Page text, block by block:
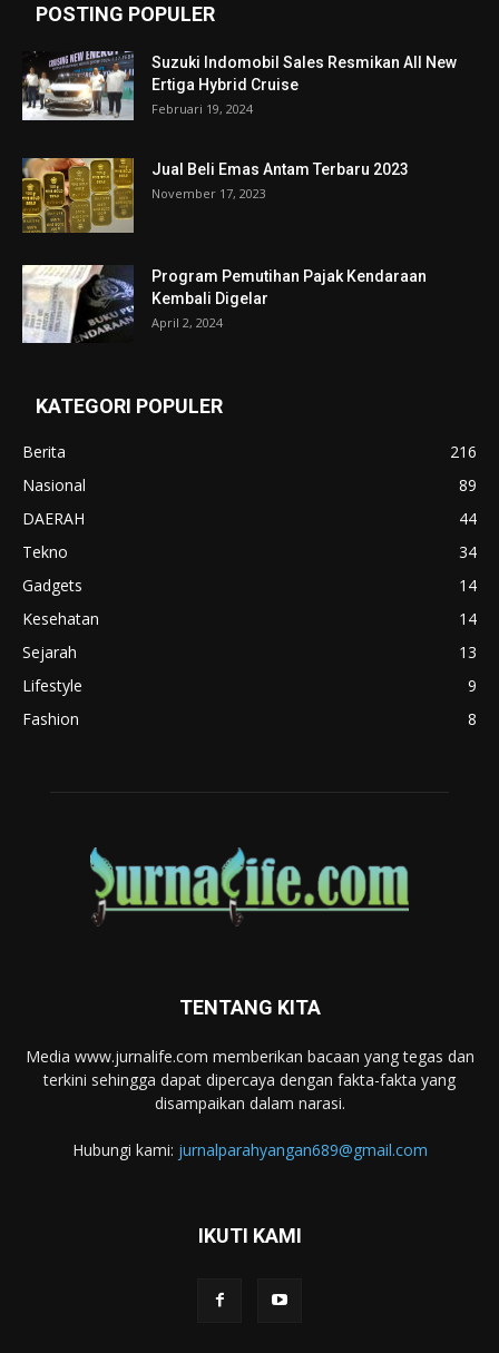
POSTING POPULER
Suzuki Indomobil Sales Resmikan All New
Ertiga Hybrid Cruise
Februari 19, 2024
Jual Beli Emas Antam Terbaru 2023
November 17, 2023
Program Pemutihan Pajak Kendaraan
Kembali Digelar
April 2, 2024
KATEGORI POPULER
Berita
216
Nasional
89
DAERAH
44
Tekno
34
Gadgets
14
Kesehatan
14
Sejarah
13
Lifestyle
9
Fashion
8
TENTANG KITA
Media www.jurnalife.com memberikan bacaan yang tegas dan
terkini sehingga dapat dipercaya dengan fakta-fakta yang
disampaikan dalam narasi.
Hubungi kami: jurnalparahyangan689@gmail.com
IKUTI KAMI